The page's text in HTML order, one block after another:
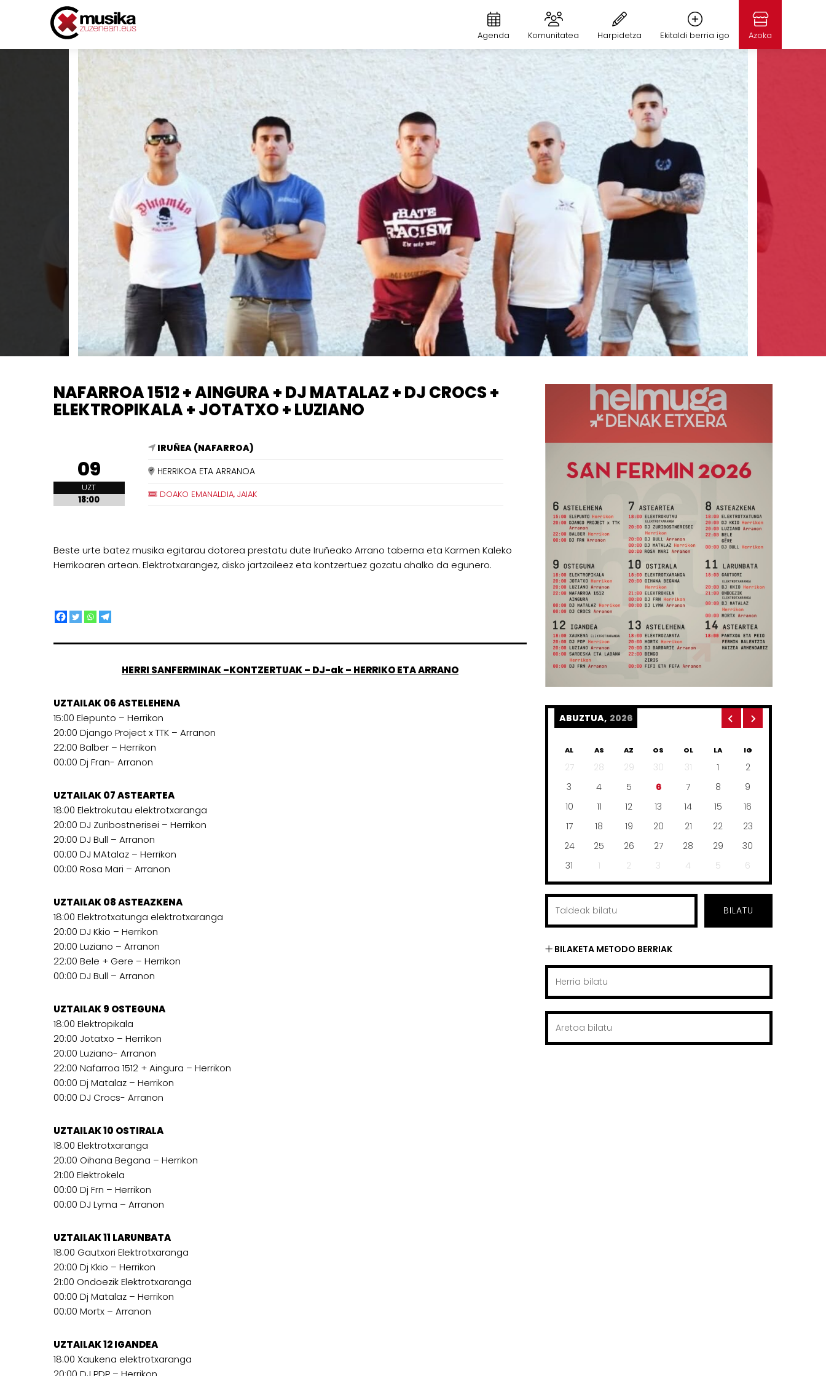
Agenda Komunitatea Harpidetza Ekitaldi berria igo Azoka
NAFARROA 1512 + AINGURA + DJ MATALAZ + DJ CROCS +
ELEKTROPIKALA + JOTATXO + LUZIANO
09
UZT
18:00
IRUÑEA (NAFARROA)
HERRIKOA ETA ARRANOA
DOAKO EMANALDIA, JAIAK
Beste urte batez musika egitarau dotorea prestatu dute Iruñeako Arrano taberna eta Karmen Kaleko
Herrikoaren artean. Elektrotxarangez, disko jartzaileez eta kontzertuez gozatu ahalko da egunero.
HERRI SANFERMINAK –KONTZERTUAK – DJ-ak – HERRIKO ETA ARRANO
UZTAILAK 06 ASTELEHENA
15:00 Elepunto – Herrikon
20:00 Django Project x TTK – Arranon
22:00 Balber – Herrikon
00:00 Dj Fran- Arranon
UZTAILAK 07 ASTEARTEA
18:00 Elektrokutau elektrotxaranga
20:00 DJ Zuribostnerisei – Herrikon
20:00 DJ Bull – Arranon
00:00 DJ MAtalaz – Herrikon
00:00 Rosa Mari – Arranon
UZTAILAK 08 ASTEAZKENA
18:00 Elektrotxatunga elektrotxaranga
20:00 DJ Kkio – Herrikon
20:00 Luziano – Arranon
22:00 Bele + Gere – Herrikon
00:00 DJ Bull – Arranon
UZTAILAK 9 OSTEGUNA
18:00 Elektropikala
20:00 Jotatxo – Herrikon
20:00 Luziano- Arranon
22:00 Nafarroa 1512 + Aingura – Herrikon
00:00 Dj Matalaz – Herrikon
00:00 DJ Crocs- Arranon
UZTAILAK 10 OSTIRALA
18:00 Elektrotxaranga
20:00 Oihana Begana – Herrikon
21:00 Elektrokela
00:00 Dj Frn – Herrikon
00:00 DJ Lyma – Arranon
UZTAILAK 11 LARUNBATA
18:00 Gautxori Elektrotxaranga
20:00 Dj Kkio – Herrikon
21:00 Ondoezik Elektrotxaranga
00:00 Dj Matalaz – Herrikon
00:00 Mortx – Arranon
UZTAILAK 12 IGANDEA
18:00 Xaukena elektrotxaranga
ABUZTUA, 2026
AL AS AZ OS OL LA IG
27 28 29 30 31 1
2
3
4 5 6 7 8
9
10
11 12 13 14 15
16
17
18 19 20 21 22
23
24
25 26 27 28 29
30
31
1 2 3 4 5 6
BILATU
BILAKETA METODO BERRIAK